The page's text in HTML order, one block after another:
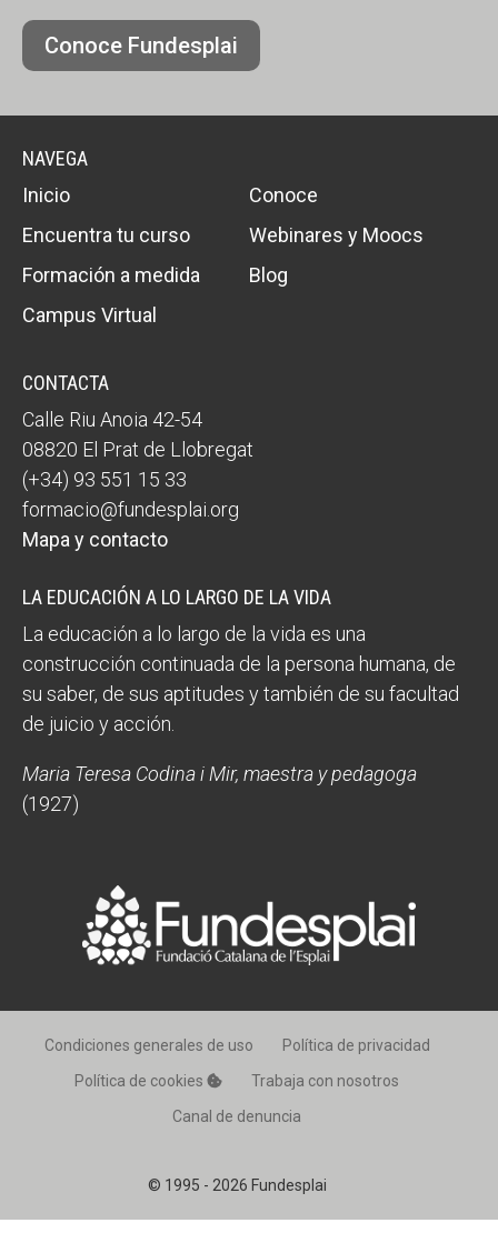
Conoce Fundesplai
NAVEGA
Inicio
Conoce
Encuentra tu curso
Webinares y Moocs
Formación a medida
Blog
Campus Virtual
CONTACTA
Calle Riu Anoia 42-54
08820 El Prat de Llobregat
(+34) 93 551 15 33
formacio@fundesplai.org
Mapa y contacto
LA EDUCACIÓN A LO LARGO DE LA VIDA
La educación a lo largo de la vida es una
construcción continuada de la persona humana, de
su saber, de sus aptitudes y también de su facultad
de juicio y acción.
Maria Teresa Codina i Mir, maestra y pedagoga
(1927)
© 1995 - 2026 Fundesplai
Condiciones generales de uso
Política de privacidad
Política de cookies
Trabaja con nosotros
Canal de denuncia